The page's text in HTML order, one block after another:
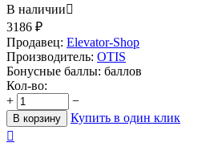
В наличии
3186 ₽
Продавец: Elevator-Shop
Производитель: OTIS
Бонусные баллы: баллов
Кол-во:
+
−
В корзину
Купить в один клик
